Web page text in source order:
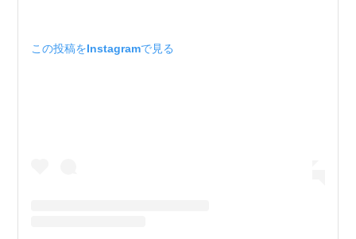
この投稿をInstagramで見る